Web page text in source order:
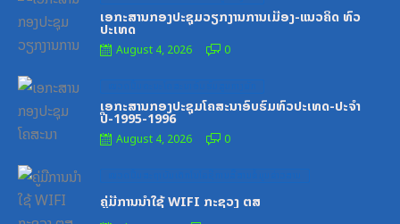
ເອກະສານກອງປະຊຸມວຽກງານການເມືອງ-ແນວຄິດ ທົ່ວ
ປະເທດ
on
August 4, 2026 0
ເອກະສານກອງປະຊຸມໂຄສະນາອົບຮົມທົ່ວປະເທດ-ປະຈໍາ
ປີ-1995-1996
on
August 4, 2026 0
ຄູ່ມືການນຳໃຊ້ WIFI ກະຊວງ ຕສ